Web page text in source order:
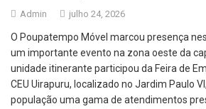
Admin julho 24, 2026
O Poupatempo Móvel marcou presença
um importante evento na zona oeste da
unidade itinerante participou da Feira de
CEU Uirapuru, localizado no Jardim Paulo
população uma gama de atendimentos